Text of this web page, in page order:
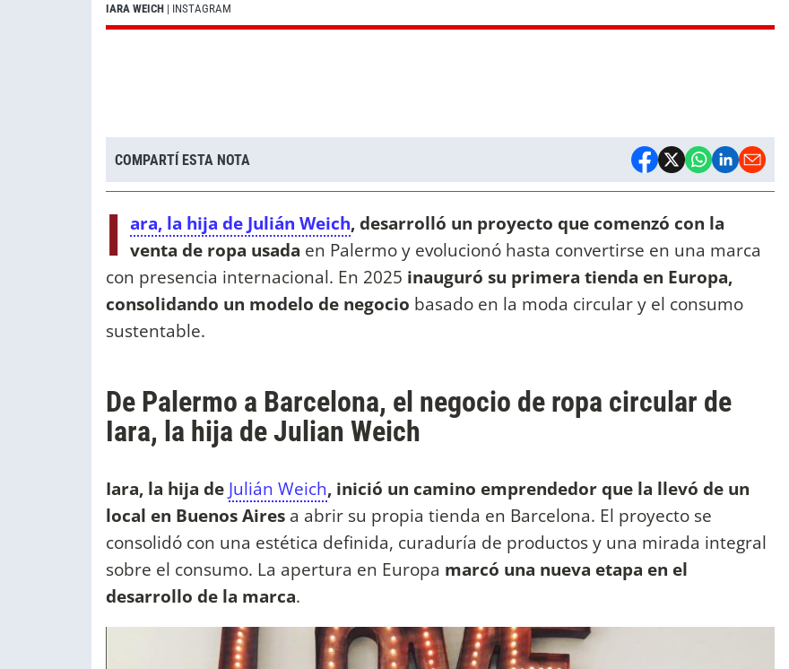
IARA WEICH | INSTAGRAM
COMPARTÍ ESTA NOTA
I ara, la hija de Julián Weich, desarrolló un proyecto que comenzó con la
venta de ropa usada en Palermo y evolucionó hasta convertirse en una marca
con presencia internacional. En 2025 inauguró su primera tienda en Europa,
consolidando un modelo de negocio basado en la moda circular y el consumo
sustentable.
De Palermo a Barcelona, el negocio de ropa circular de
Iara, la hija de Julian Weich
Iara, la hija de Julián Weich, inició un camino emprendedor que la llevó de un
local en Buenos Aires a abrir su propia tienda en Barcelona. El proyecto se
consolidó con una estética definida, curaduría de productos y una mirada integral
sobre el consumo. La apertura en Europa marcó una nueva etapa en el
desarrollo de la marca.